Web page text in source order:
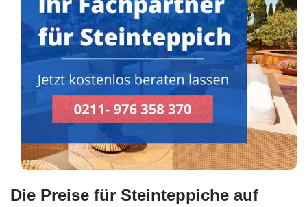
Die Preise für Steinteppiche auf